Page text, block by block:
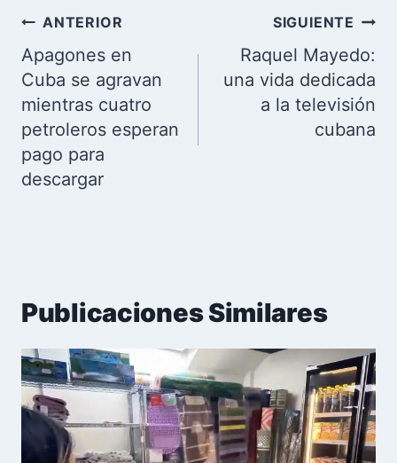
Navegación
de
entradas
ANTERIOR
Apagones en
Cuba se agravan
mientras cuatro
petroleros esperan
pago para
descargar
SIGUIENTE
Raquel Mayedo:
una vida dedicada
a la televisión
cubana
Publicaciones Similares